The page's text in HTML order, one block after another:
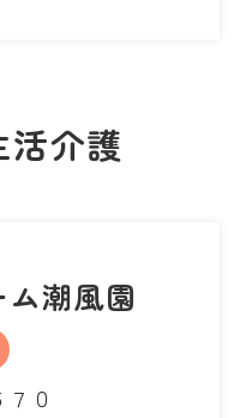
活介護
潮風園
０